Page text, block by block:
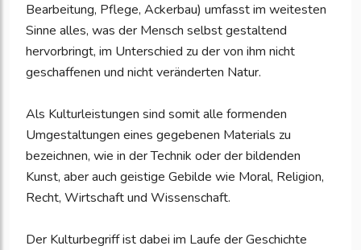
Bearbeitung, Pflege, Ackerbau) umfasst im weitesten
Sinne alles, was der Mensch selbst gestaltend
hervorbringt, im Unterschied zu der von ihm nicht
geschaffenen und nicht veränderten Natur.
Als Kulturleistungen sind somit alle formenden
Umgestaltungen eines gegebenen Materials zu
bezeichnen, wie in der Technik oder der bildenden
Kunst, aber auch geistige Gebilde wie Moral, Religion,
Recht, Wirtschaft und Wissenschaft.
Der Kulturbegriff ist dabei im Laufe der Geschichte